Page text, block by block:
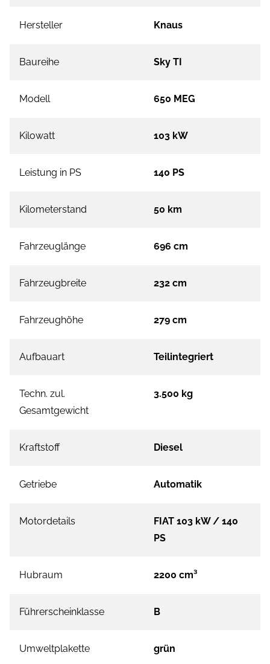
Hersteller Knaus
Baureihe Sky TI
Modell 650 MEG
Kilowatt 103 kW
Leistung in PS 140 PS
Kilometerstand 50 km
Fahrzeuglänge 696 cm
Fahrzeugbreite 232 cm
Fahrzeughöhe 279 cm
Aufbauart Teilintegriert
Techn. zul.
Gesamtgewicht
3.500 kg
Kraftstoff Diesel
Getriebe Automatik
Motordetails
FIAT 103 kW / 140
PS
Hubraum 2200 cm³
Führerscheinklasse B
Umweltplakette grün